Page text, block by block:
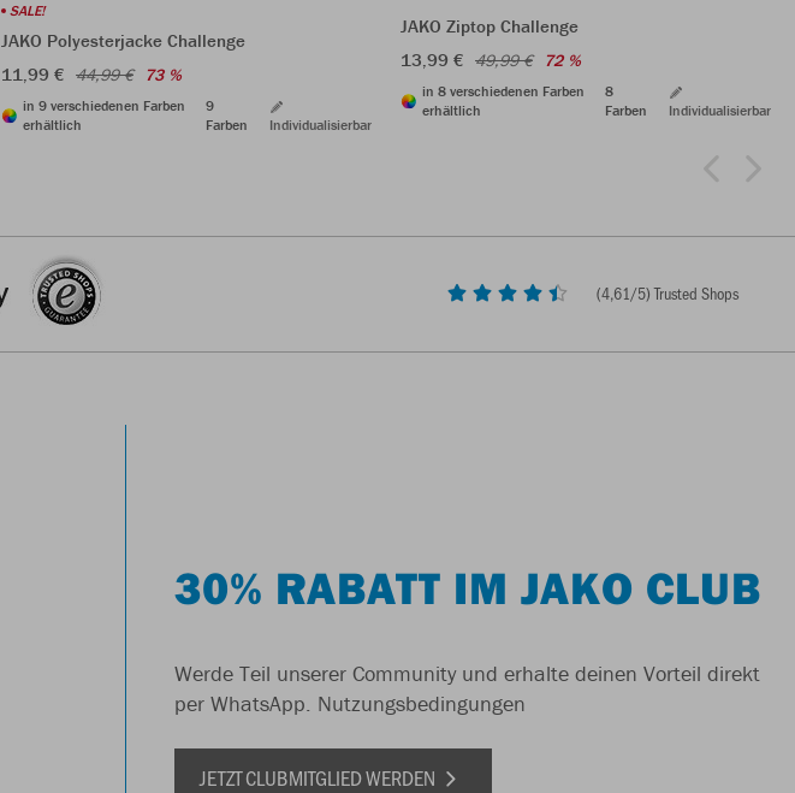
SALE!
JAKO Polyesterjacke Challenge
11,99 € 44,99 € 73 %
in 9 verschiedenen Farben
erhältlich
9
Farben
Individualisierbar
JAKO Ziptop Challenge
13,99 € 49,99 € 72 %
in 8 verschiedenen Farben
erhältlich
8
Farben
Individualisierbar
(4,61/5) Trusted Shops
30% RABATT IM JAKO CLUB
Werde Teil unserer Community und erhalte deinen Vorteil direkt
per WhatsApp. Nutzungsbedingungen
JETZT CLUBMITGLIED WERDEN